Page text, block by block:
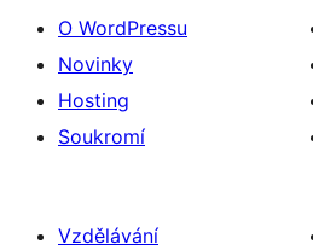
O WordPressu
Novinky
Hosting
Soukromí
Vzdělávání